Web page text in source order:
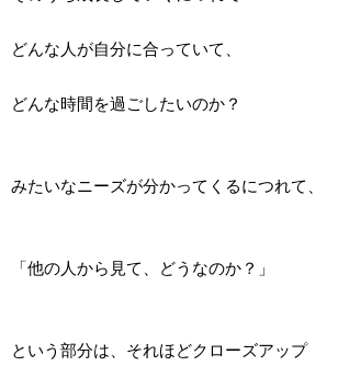
どんな人が自分に合っていて、
どんな時間を過ごしたいのか？
みたいなニーズが分かってくるにつれて、
「他の人から見て、どうなのか？」
という部分は、それほどクローズアップ